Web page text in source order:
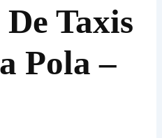
Taxis
Pola –